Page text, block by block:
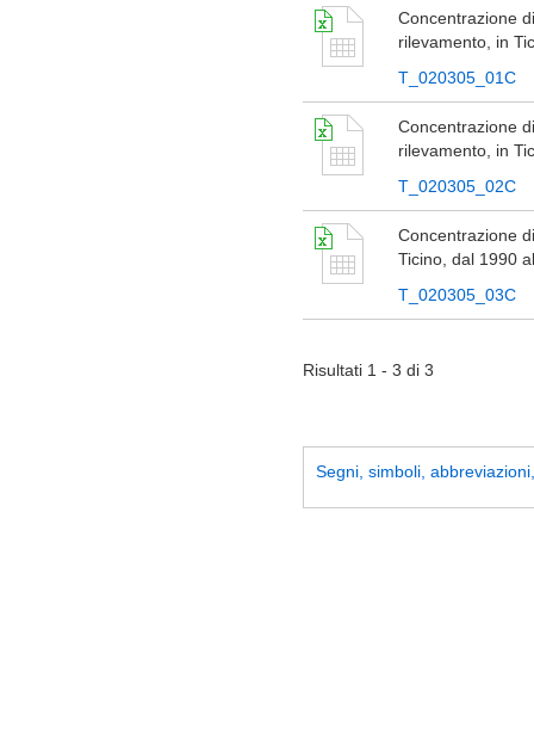
Concentrazione
rilevamento, in
T_020305_01C
Concentrazione
rilevamento, in
T_020305_02C
Concentrazione
Ticino, dal 1990
T_020305_03C
Risultati 1 - 3 di 3
Segni, simboli,